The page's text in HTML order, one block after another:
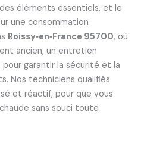
éléments essentiels, et le
une consommation
Roissy‑en‑France 95700, où
ancien, un entretien
garantir la sécurité et la
Nos techniciens qualifiés
et réactif, pour que vous
sans souci toute